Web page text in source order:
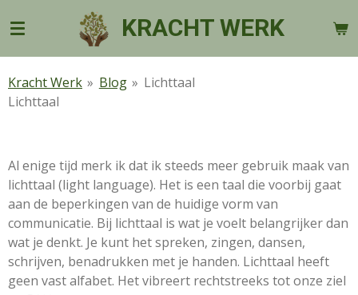
direct
naar
hoofdinhoud
KRACHT WERK
Kracht Werk » Blog » Lichttaal
Lichttaal
Al enige tijd merk ik dat ik steeds meer gebruik maak van
lichttaal (light language). Het is een taal die voorbij gaat
aan de beperkingen van de huidige vorm van
communicatie. Bij lichttaal is wat je voelt belangrijker dan
wat je denkt. Je kunt het spreken, zingen, dansen,
schrijven, benadrukken met je handen. Lichttaal heeft
geen vast alfabet. Het vibreert rechtstreeks tot onze ziel